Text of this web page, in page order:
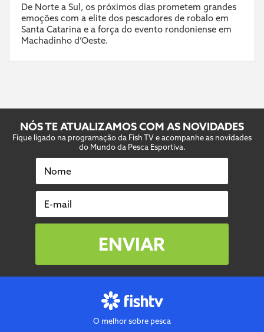
De Norte a Sul, os próximos dias prometem grandes
emoções com a elite dos pescadores de robalo em
Santa Catarina e a força do evento rondoniense em
Machadinho d’Oeste.
NÓS TE ATUALIZAMOS COM AS NOVIDADES
Fique ligado na programação da Fish TV e acompanhe as novidades
do Mundo da Pesca Esportiva.
Nome
E-mail
ENVIAR
O melhor sobre pesca